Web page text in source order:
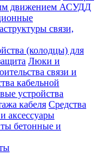
движением АСУДД
связи,
(колодцы) для
Люки и
связи и
кабельной
устройства
кабеля Средства
аксессуары
бетонные и